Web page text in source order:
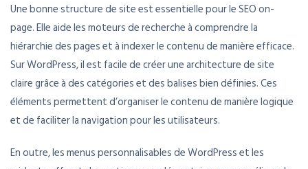
Une bonne structure de site est essentielle pour le SEO on-
page. Elle aide les moteurs de recherche à comprendre la
hiérarchie des pages et à indexer le contenu de manière efficace.
Sur WordPress, il est facile de créer une architecture de site
claire grâce à des catégories et des balises bien définies. Ces
éléments permettent d’organiser le contenu de manière logique
et de faciliter la navigation pour les utilisateurs.
En outre, les menus personnalisables de WordPress et les